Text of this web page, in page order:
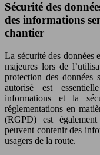
Sécurité des
des informations
chantier
La sécurité des données
majeures lors de
protection des données
autorisé est
informations et la
réglementations en
(RGPD) est
peuvent contenir des
usagers de la route.